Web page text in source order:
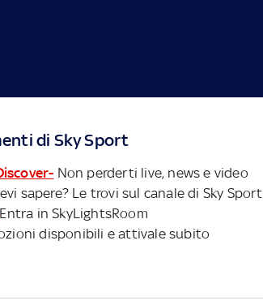
di Sky Sport
Non perderti live, news e video
sapere? Le trovi sul canale di Sky Sport
Entra in SkyLightsRoom
disponibili e attivale subito